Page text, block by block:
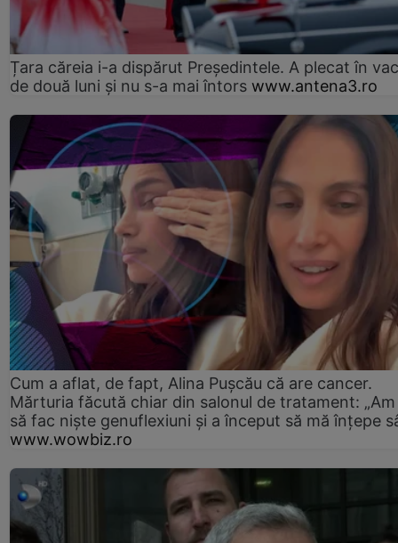
Țara căreia i-a dispărut Președintele. A plecat în
de două luni și nu s-a mai întors www.antena3.ro
Cum a aflat, de fapt, Alina Pușcău că are cancer.
Mărturia făcută chiar din salonul de tratament:
să fac niște genuflexiuni și a început să mă înțepe
www.wowbiz.ro